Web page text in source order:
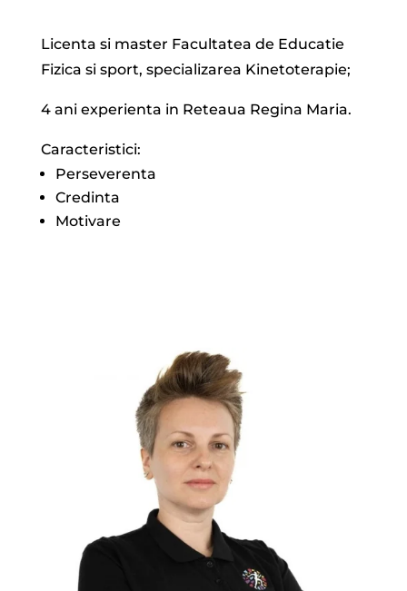
Licenta si master Facultatea de Educatie
Fizica si sport, specializarea Kinetoterapie;
4 ani experienta in Reteaua Regina Maria.
Caracteristici:
Perseverenta
Credinta
Motivare